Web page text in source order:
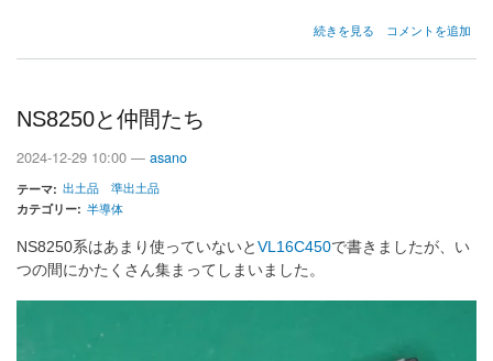
Link
続きを見る コメントを追加
NS8250と仲間たち
2024-12-29 10:00 — asano
テーマ 出土品
準出土品
カテゴリー 半導体
NS8250系はあまり使っていないと VL16C450で書きましたが、い
つの間にかたくさん集まってしまいました。